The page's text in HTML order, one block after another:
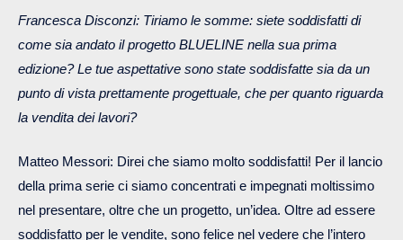
Francesca Disconzi: Tiriamo le somme: siete soddisfatti di
come sia andato il progetto BLUELINE nella sua prima
edizione? Le tue aspettative sono state soddisfatte sia da un
punto di vista prettamente progettuale, che per quanto riguarda
la vendita dei lavori?
Matteo Messori: Direi che siamo molto soddisfatti! Per il lancio
della prima serie ci siamo concentrati e impegnati moltissimo
nel presentare, oltre che un progetto, un’idea. Oltre ad essere
soddisfatto per le vendite, sono felice nel vedere che l’intero